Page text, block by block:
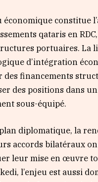
économique constitue
qataris en
portuaires. La
d’intégration
des financements
des positions dans
sous-équipé.
diplomatique, la
accords bilatéraux
leur mise en œuvre
l’enjeu est aussi